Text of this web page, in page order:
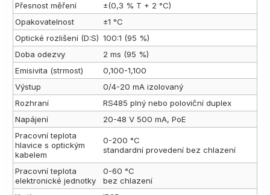
Přesnost měření
±(0,3 % T + 2 °C)
Opakovatelnost
±1 °C
Optické rozlišení (D:S) 100:1 (95 %)
Doba odezvy
2 ms (95 %)
Emisivita (strmost)
0,100-1,100
Výstup
0/4-20 mA izolovaný
Rozhraní
RS485 plný nebo poloviční duplex
Napájení
20-48 V 500 mA, PoE
Pracovní teplota
hlavice s optickým
kabelem
0-200 °C
standardní provedení bez chlazení
Pracovní teplota
elektronické jednotky
0-60 °C
bez chlazení